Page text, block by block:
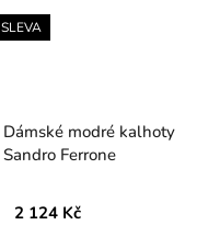
SLEVA
Dámské modré kalhoty
Sandro Ferrone
2 124 Kč